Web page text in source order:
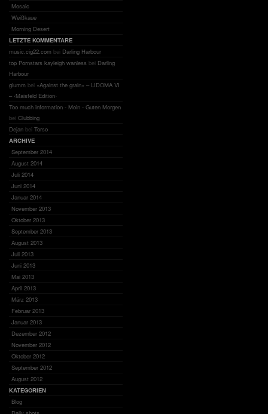
Mosaic
Weißkaue
Morning Desert
LETZTE KOMMENTARE
music.cig22.com bei Darling Harbour
top Pornstars kayleigh wanless bei Darling
Harbour
glumm bei «Against the grain» – LIDOMA VI
– ‹Maisfeld Edition›
Too much information - Moin - Guten Morgen
bei Clubbing
Dejan bei Torso
ARCHIVE
September 2014
August 2014
Juli 2014
Juni 2014
Januar 2014
November 2013
Oktober 2013
September 2013
August 2013
Juli 2013
Juni 2013
Mai 2013
April 2013
März 2013
Februar 2013
Januar 2013
Dezember 2012
November 2012
Oktober 2012
September 2012
August 2012
KATEGORIEN
Blog